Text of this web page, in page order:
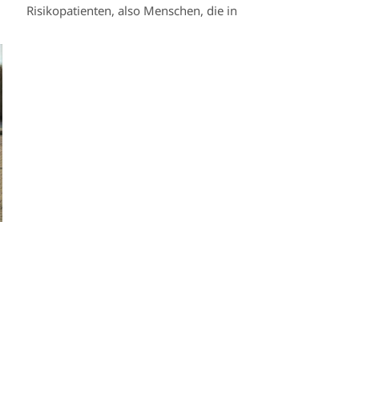
Risikopatienten, also Menschen, die in